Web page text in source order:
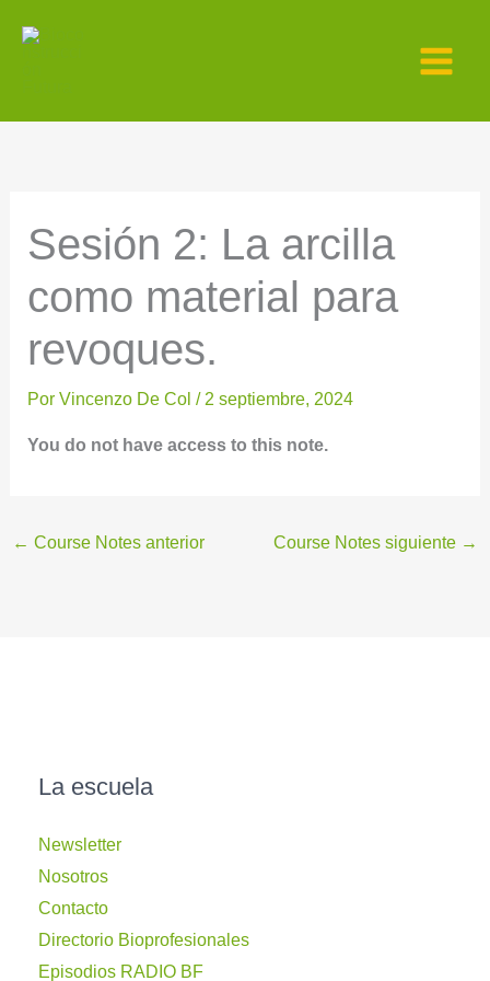
Sesión 2: La arcilla
como material para
revoques.
Por Vincenzo De Col / 2 septiembre, 2024
You do not have access to this note.
← Course Notes anterior Course Notes siguiente →
La escuela
Newsletter
Nosotros
Contacto
Directorio Bioprofesionales
Episodios RADIO BF